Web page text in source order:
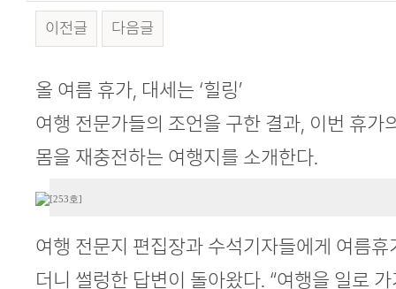
이전글 다음글
본문
올 여름 휴가, 대세는 ‘힐링’
여행 전문가들의 조언을 구한 결과, 이번 휴가
몸을 재충전하는 여행지를 소개한다.
[253호]
여행 전문지 편집장과 수석기자들에게 여름
더니 썰렁한 답변이 돌아왔다. “여행을 일로